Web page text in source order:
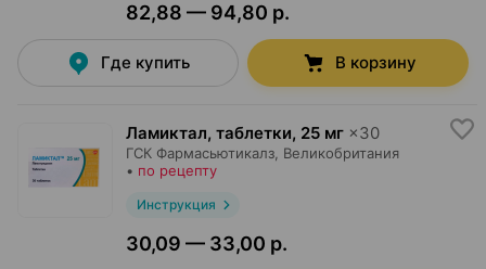
82,88 — 94,80 р.
Где купить В корзину
Ламиктал, таблетки, 25 мг ×30
ГСК Фармасьютикалз , Великобритания
• по рецепту
Инструкция
30,09 — 33,00 р.